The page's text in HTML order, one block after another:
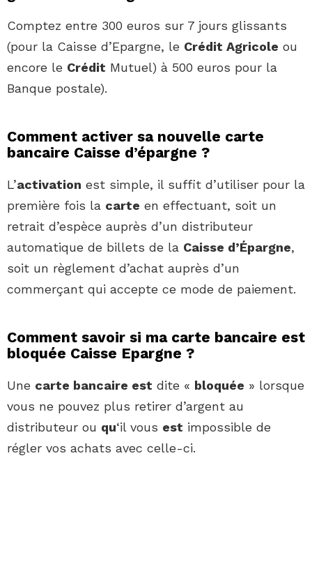
Comptez entre 300 euros sur 7 jours glissants
(pour la Caisse d’Epargne, le Crédit Agricole ou
encore le Crédit Mutuel) à 500 euros pour la
Banque postale).
Comment activer sa nouvelle carte
bancaire Caisse d’épargne ?
L’activation est simple, il suffit d’utiliser pour la
première fois la carte en effectuant, soit un
retrait d’espèce auprès d’un distributeur
automatique de billets de la Caisse d’Épargne,
soit un règlement d’achat auprès d’un
commerçant qui accepte ce mode de paiement.
Comment savoir si ma carte bancaire est
bloquée Caisse Epargne ?
Une carte bancaire est dite « bloquée » lorsque
vous ne pouvez plus retirer d’argent au
distributeur ou qu‘il vous est impossible de
régler vos achats avec celle-ci.